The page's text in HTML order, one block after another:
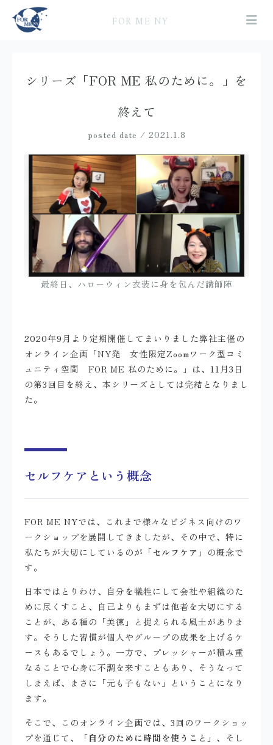
FOR ME NY
シリーズ「FOR ME 私のために。」を
終えて
posted date / 2021.1.8
最終日、ハローウィン衣装に身を包んだ講師陣
2020年9月より定期開催してまいりました弊社主催の
オンライン企画「NY発 女性限定Zoomワーク型コミ
ュニティ空間 FOR ME 私のために。」は、11月3日
の第3回目を終え、本シリーズとしては完結となりまし
た。
セルフケアという概念
FOR ME NYでは、これまで様々なビジネス向けのワ
ークショップを展開してきましたが、その中で、特に
私たちが大切にしているのが「セルフケア 」の概念で
す。
日本ではとりわけ、自分を犠牲にして会社や組織のた
めに尽くすこと、自己よりもまずは他者を大切にする
ことが、ある種の「美徳」と捉えられる風土がありま
す。そうした習慣が個人やグループの成果を上げるケ
ースもあるでしょう。一方で、プレッシャーが積み重
なることで心身に不調を来すこともあり、そうなって
しまえば、まさに「元も子もない」ということになり
ます。
そこで、このオンライン企画では、3回のワークショッ
プを通じて、「自分のために時間を使うこと 」、そし